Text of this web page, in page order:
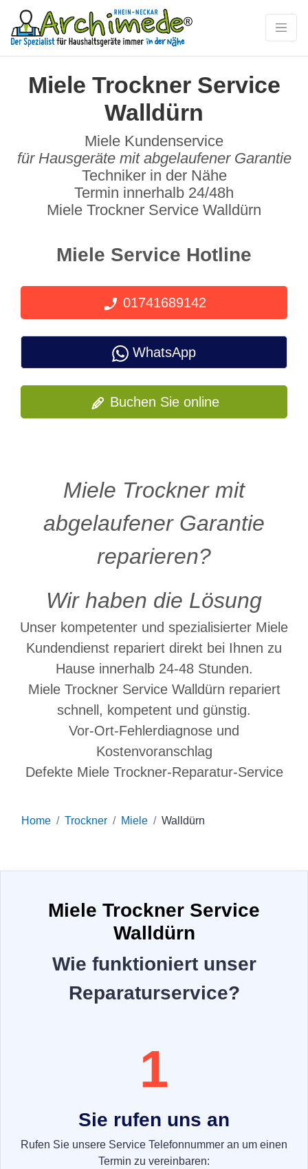
Miele Trockner Service
Walldürn
Miele Kundenservice
für Hausgeräte mit abgelaufener Garantie
Techniker in der Nähe
Termin innerhalb 24/48h
Miele Trockner Service Walldürn
Miele Service Hotline
01741689142
WhatsApp
Buchen Sie online
Miele Trockner mit
abgelaufener Garantie
reparieren?
Wir haben die Lösung
Unser kompetenter und spezialisierter Miele
Kundendienst repariert direkt bei Ihnen zu
Hause innerhalb 24-48 Stunden.
Miele Trockner Service Walldürn repariert
schnell, kompetent und günstig.
Vor-Ort-Fehlerdiagnose und
Kostenvoranschlag
Defekte Miele Trockner-Reparatur-Service
Home Trockner Miele Walldürn
Miele Trockner Service
Walldürn
Wie funktioniert unser
Reparaturservice?
1
Sie rufen uns an
Rufen Sie unsere Service Telefonnummer an um einen
Termin zu vereinbaren: